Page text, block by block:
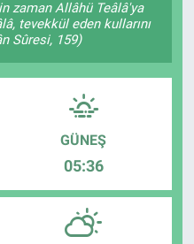
zaman Allâhü Teâlâ'ya
tevekkül eden kullarını
Sûresi, 159)
GÜNEŞ
05:36